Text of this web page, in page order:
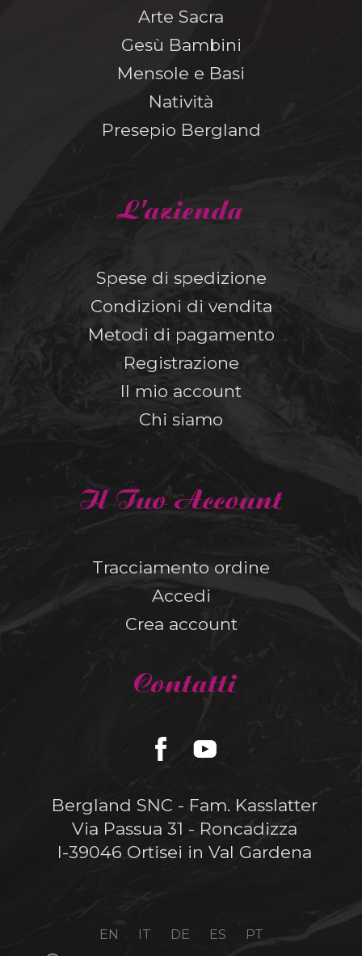
Arte Sacra
Gesù Bambini
Mensole e Basi
Natività
Presepio Bergland
L'azienda
Spese di spedizione
Condizioni di vendita
Metodi di pagamento
Registrazione
Il mio account
Chi siamo
Il Tuo Account
Tracciamento ordine
Accedi
Crea account
Contatti
Bergland SNC - Fam. Kasslatter
Via Passua 31 - Roncadizza
I-39046 Ortisei in Val Gardena
EN IT DE ES PT